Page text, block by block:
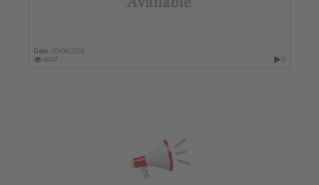
Date :03/08/2026
4697
0